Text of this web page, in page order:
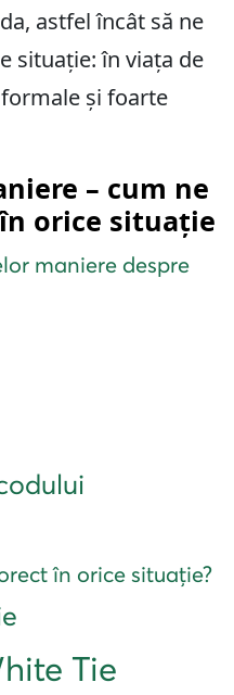
astfel încât să ne
situație: în viața de
și foarte
– cum ne
orice situație
maniere despre
în orice situație?
Tie